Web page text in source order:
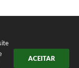
ACEITAR